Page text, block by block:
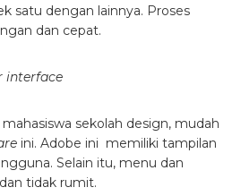
satu dengan lainnya. Proses
dan cepat.
interface
sekolah design, mudah
ini. Adobe ini memiliki tampilan
Selain itu, menu dan
tidak rumit.